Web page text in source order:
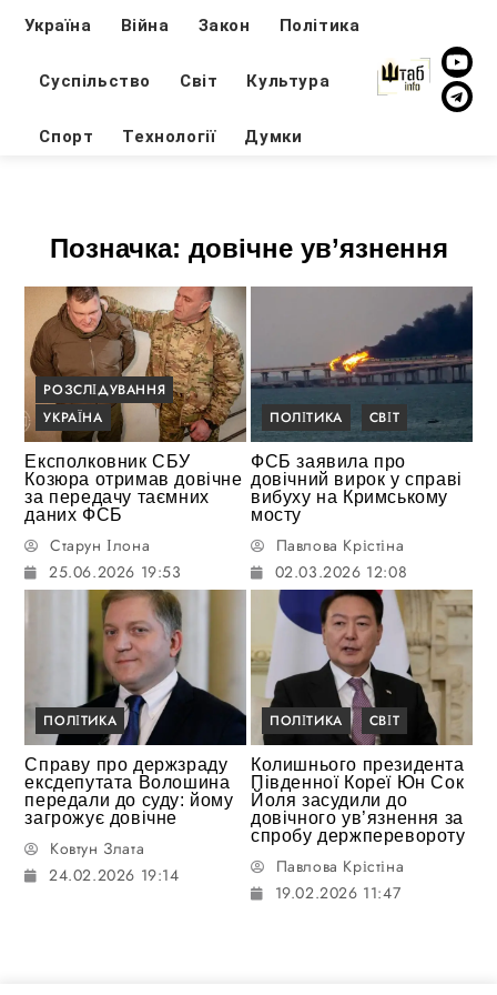
Україна Війна Закон Політика
Суспільство Світ Культура
Спорт Технології Думки
Позначка: довічне ув’язнення
РОЗСЛІДУВАННЯ
УКРАЇНА
Експолковник СБУ
Козюра отримав довічне
за передачу таємних
даних ФСБ
Старун Ілона
25.06.2026 19:53
ПОЛІТИКА СВІТ
ФСБ заявила про
довічний вирок у справі
вибуху на Кримському
мосту
Павлова Крістіна
02.03.2026 12:08
ПОЛІТИКА
Справу про держзраду
ексдепутата Волошина
передали до суду: йому
загрожує довічне
Ковтун Злата
24.02.2026 19:14
ПОЛІТИКА СВІТ
Колишнього президента
Південної Кореї Юн Сок
Йоля засудили до
довічного ув’язнення за
спробу держперевороту
Павлова Крістіна
19.02.2026 11:47